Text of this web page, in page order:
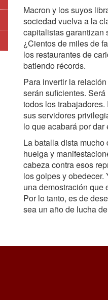
Macron y los suyos
sociedad vuelva a la
capitalistas garantizan
¿Cientos de miles de
los restaurantes de
batiendo récords.
Para invertir la
serán suficientes.
todos los
sus servidores
lo que acabará por
La batalla dista
huelga y
cabeza contra esos
los golpes y
una demostración que
Por lo tanto, es de
sea un año de lucha